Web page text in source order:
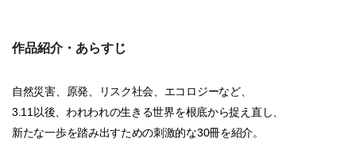
作品紹介・あらすじ
自然災害、原発、リスク社会、エコロジーなど、
3.11以後、われわれの生きる世界を根底から捉え直し、
新たな一歩を踏み出すための刺激的な30冊を紹介。